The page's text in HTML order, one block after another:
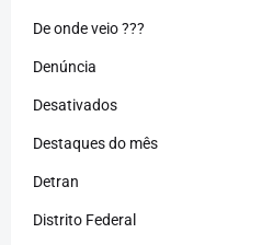
De onde veio ???
Denúncia
Desativados
Destaques do mês
Detran
Distrito Federal